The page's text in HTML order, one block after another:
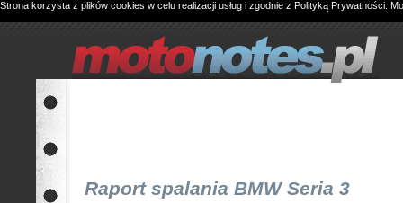
Strona korzysta z plików cookies w celu realizacji usług i zgodnie z Polityką Prywatności .
Raport spalania BMW Seria 3